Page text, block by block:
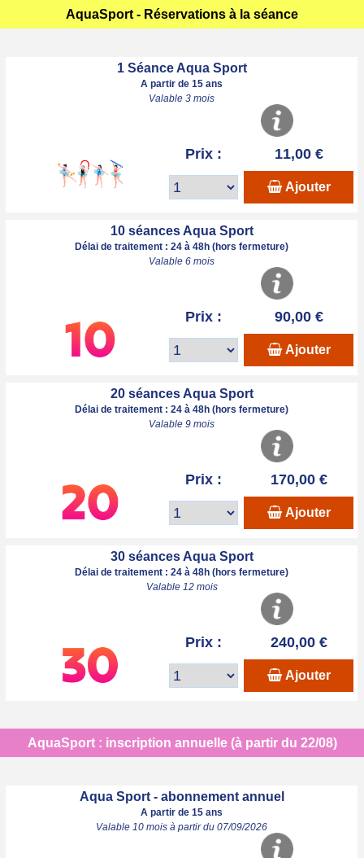
AquaSport - Réservations à la séance
1 Séance Aqua Sport
A partir de 15 ans
Valable 3 mois
Prix : 11,00 €
Ajouter
10 séances Aqua Sport
Délai de traitement : 24 à 48h (hors fermeture)
Valable 6 mois
Prix : 90,00 €
Ajouter
20 séances Aqua Sport
Délai de traitement : 24 à 48h (hors fermeture)
Valable 9 mois
Prix : 170,00 €
Ajouter
30 séances Aqua Sport
Délai de traitement : 24 à 48h (hors fermeture)
Valable 12 mois
Prix : 240,00 €
Ajouter
AquaSport : inscription annuelle (à partir du 22/08)
Aqua Sport - abonnement annuel
A partir de 15 ans
Valable 10 mois à partir du 07/09/2026